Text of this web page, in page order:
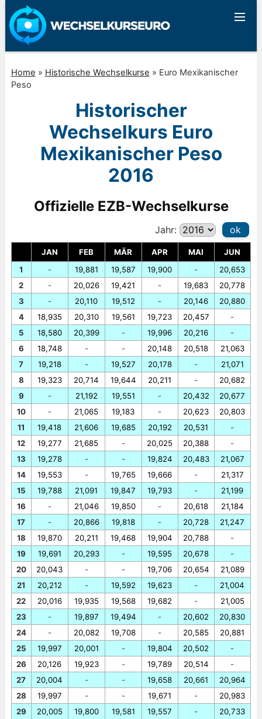
Home » Historische Wechselkurse » Euro Mexikanischer
Peso
Historischer
Wechselkurs Euro
Mexikanischer Peso
2016
Offizielle EZB-Wechselkurse
Jahr: ok
JAN FEB MÄR APR MAI
JUN
1
2
3
4
5
6
7
8
9
10
11
12
13
14
15
16
17
18
19
20
21
22
23
24
25
26
27
28
29
-
-
-
18,935
18,580
18,748
19,218
19,323
-
-
19,418
19,277
19,278
19,553
19,788
-
-
19,870
19,691
20,043
20,212
20,016
-
-
19,997
20,126
20,004
19,997
20,005
19,881
20,026
20,110
20,310
20,399
-
-
20,714
21,192
21,065
21,606
21,685
-
-
21,091
21,046
20,866
20,211
20,293
-
-
19,935
19,897
20,082
20,001
19,923
-
-
19,800
19,587
19,421
19,512
19,561
-
-
19,527
19,644
19,551
19,183
19,685
-
-
19,765
19,847
19,850
19,818
19,468
-
-
19,592
19,568
19,494
19,708
-
-
-
-
19,581
19,900
-
-
19,723
19,996
20,148
20,178
20,211
-
-
20,192
20,025
19,824
19,666
19,793
-
-
19,904
19,595
19,706
19,623
19,682
-
-
19,804
19,789
19,658
19,671
19,557
-
19,683
20,146
20,457
20,216
20,518
-
-
20,432
20,623
20,531
20,388
20,483
-
-
20,618
20,728
20,788
20,678
20,654
-
-
20,602
20,585
20,502
20,514
20,661
-
-
20,653
20,778
20,880
-
-
21,063
21,071
20,682
20,677
20,803
-
-
21,067
21,317
21,199
21,184
21,247
-
-
21,089
21,004
21,005
20,830
20,881
-
-
20,964
20,983
20,733